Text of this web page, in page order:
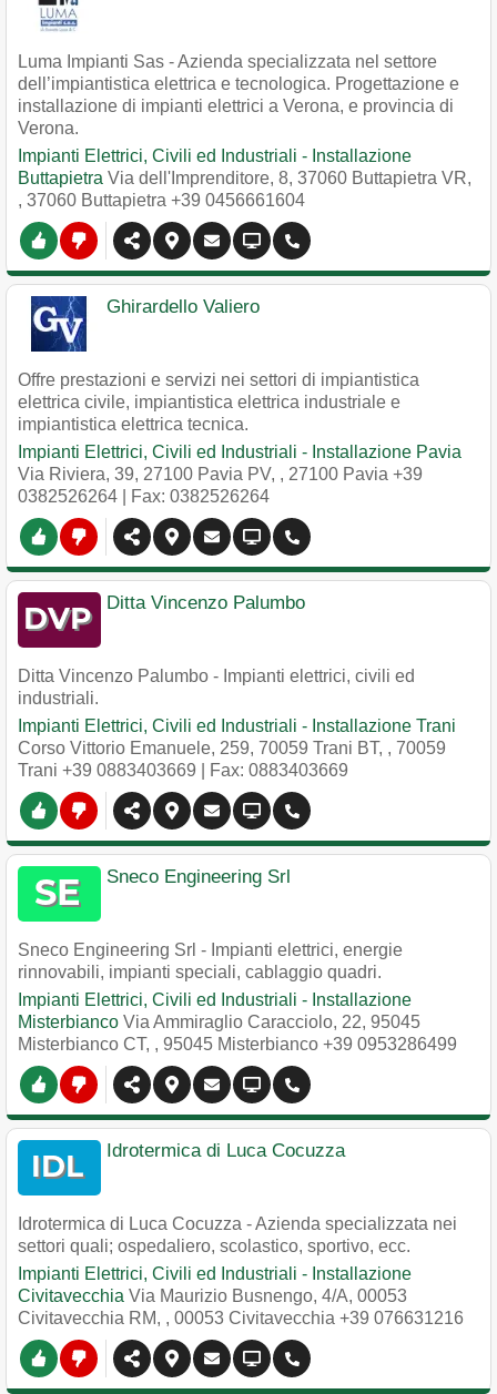
Luma Impianti Sas - Azienda specializzata nel settore
dell’impiantistica elettrica e tecnologica. Progettazione e
installazione di impianti elettrici a Verona, e provincia di
Verona.
Impianti Elettrici, Civili ed Industriali - Installazione
Buttapietra Via dell'Imprenditore, 8, 37060 Buttapietra VR,
, 37060 Buttapietra +39 0456661604
Ghirardello Valiero
Offre prestazioni e servizi nei settori di impiantistica
elettrica civile, impiantistica elettrica industriale e
impiantistica elettrica tecnica.
Impianti Elettrici, Civili ed Industriali - Installazione Pavia
Via Riviera, 39, 27100 Pavia PV, , 27100 Pavia +39
0382526264 | Fax: 0382526264
Ditta Vincenzo Palumbo
Ditta Vincenzo Palumbo - Impianti elettrici, civili ed
industriali.
Impianti Elettrici, Civili ed Industriali - Installazione Trani
Corso Vittorio Emanuele, 259, 70059 Trani BT, , 70059
Trani +39 0883403669 | Fax: 0883403669
Sneco Engineering Srl
Sneco Engineering Srl - Impianti elettrici, energie
rinnovabili, impianti speciali, cablaggio quadri.
Impianti Elettrici, Civili ed Industriali - Installazione
Misterbianco Via Ammiraglio Caracciolo, 22, 95045
Misterbianco CT, , 95045 Misterbianco +39 0953286499
Idrotermica di Luca Cocuzza
Idrotermica di Luca Cocuzza - Azienda specializzata nei
settori quali; ospedaliero, scolastico, sportivo, ecc.
Impianti Elettrici, Civili ed Industriali - Installazione
Civitavecchia Via Maurizio Busnengo, 4/A, 00053
Civitavecchia RM, , 00053 Civitavecchia +39 076631216